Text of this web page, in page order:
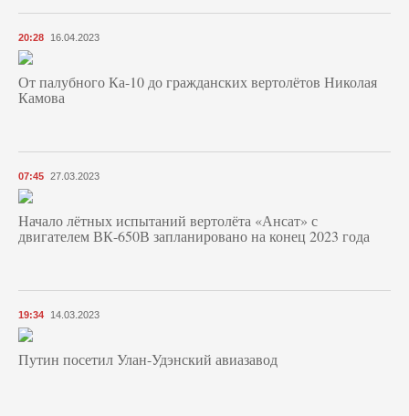
20:28 16.04.2023
От палубного Ка-10 до гражданских вертолётов Николая
Камова
07:45 27.03.2023
Начало лётных испытаний вертолёта «Ансат» с
двигателем ВК-650В запланировано на конец 2023 года
19:34 14.03.2023
Путин посетил Улан-Удэнский авиазавод